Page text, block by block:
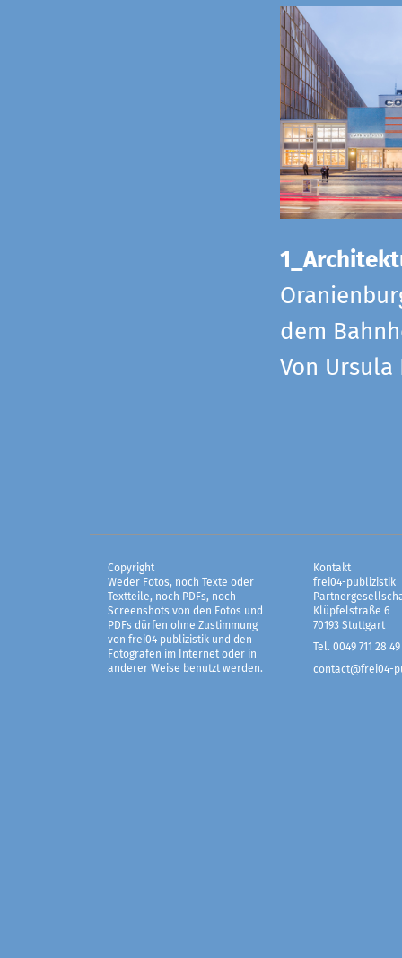
dem
Von Ursula
Copyright
Weder Fotos, noch Texte oder
Textteile, noch PDFs, noch
Screenshots von den Fotos und
PDFs dürfen ohne Zustimmung
von frei04 publizistik und den
Fotografen im Internet oder in
anderer Weise benutzt werden.
Kontakt
frei04-publizistik
Klüpfelstraße 6
70193 Stuttgart
Tel. 0049 711 28 49
contact@frei04-